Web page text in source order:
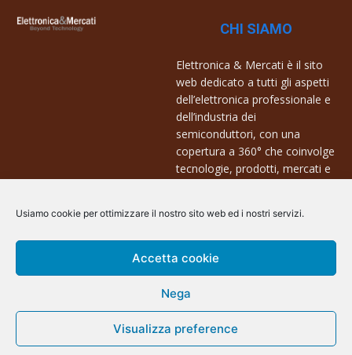
Usiamo cookie per ottimizzare il nostro sito web ed i nostri servizi.
Accetta cookie
Nega
Visualizza preference
CHI SIAMO
Elettronica & Mercati è il sito
web dedicato a tutti gli aspetti
dell’elettronica professionale e
dell’industria dei
semiconduttori, con una
copertura a 360° che coinvolge
tecnologie, prodotti, mercati e
Contatti:
info@arscommunication.it
@ArsCommunication 2023